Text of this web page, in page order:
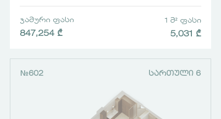
ᲯᲐᲛᲣᲠᲘ ᲤᲐᲡᲘ
847,254 ₾
1 Მ² ᲤᲐᲡᲘ
5,031 ₾
№602 ᲡᲐᲠᲗᲣᲚᲘ 6